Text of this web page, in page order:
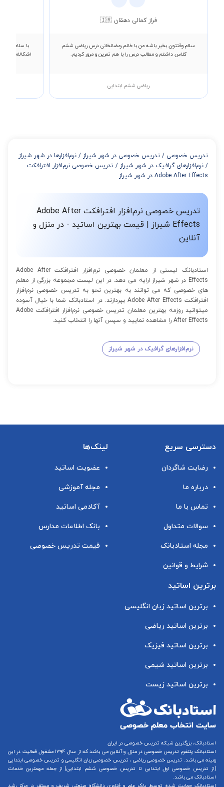
فراز کمالی دهقان 🇮🇷
سلام وقتتون بخیر باشه من با خانم رمضانخانی درس ریاضی ششم
کلاس داشتم و مطالب درس را با هم تمرین و مرور کردیم.
ریاضی ششم ابتدایی
با سلام
اشکالام رو
تدریس خصوصی / تدریس خصوصی در شهر شیراز / نرم‌افزارها در شهر شیراز
/ نرم‌افزارهای گرافیک در شهر شیراز / تدریس خصوصی نرم‌افزار افترافکت
Adobe After Effects در شهر شیراز
تدریس خصوصی نرم‌افزار افترافکت Adobe After
Effects شیراز | قیمت بهترین اساتید - در منزل و
آنلاین
استادبانک لیستی از معلمان خصوصی نرم‌افزار افترافکت Adobe After
Effects در شهر شیراز ارایه می دهد. در این لیست مجموعه بزرگی از معلم
های خصوصی که می توانند به بهترین نحو به تدریس خصوصی نرم‌افزار
افترافکت Adobe After Effects بپردازند. در استادبانک شما با خیال آسوده
میتوانید روزمه بهترین معلمان تدریس خصوصی نرم‌افزار افترافکت Adobe
After Effects را مشاهده نمایید و سپس آنها را انتخاب کنید.
نرم‌افزارهای گرافیک در شهر شیراز
دسترسی سریع
رضایت شاگردان
درباره ما
تماس با ما
سوالات متداول
مجله استادبانک
شرایط و قوانین
لینک‌ها
عضویت اساتید
مجله آموزشی
آکادمی اساتید
بانک اطلاعات مدارس
قیمت تدریس خصوصی
برترین اساتید
برترین اساتید زبان انگلیسی
برترین اساتید ریاضی
برترین اساتید فیزیک
برترین اساتید شیمی
برترین اساتید زیست
استادبانک، بزرگترین شبکه تدریس خصوصی در ایران
استادبانک پلتفرم تدریس خصوصی در منزل و آنلاین
می باشد که از سال ۱۳۹۴ مشغول فعالیت در این
زمینه می باشد. تدریس خصوصی ریاضی ، تدریس خصوصی زبان انگلیسیو تدریس خصوصی ابتدایی
(از تدریس خصوصی اول ابتدایی تا تدریس خصوصی ششم ابتدایی) از جمله مهمترین خدمات
استادبانک می باشد.